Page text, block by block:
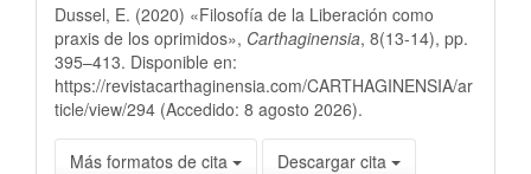
Dussel, E. (2020) «Filosofía de la Liberación como
praxis de los oprimidos», Carthaginensia, 8(13-14), pp.
395–413. Disponible en:
https://revistacarthaginensia.com/CARTHAGINENSIA/ar
ticle/view/294 (Accedido: 8 agosto 2026).
Más formatos de cita Descargar cita